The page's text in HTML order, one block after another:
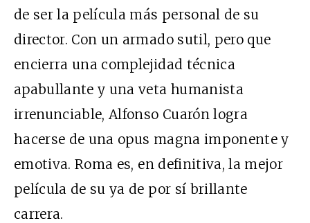
de ser la película más personal de su
director. Con un armado sutil, pero que
encierra una complejidad técnica
apabullante y una veta humanista
irrenunciable, Alfonso Cuarón logra
hacerse de una opus magna imponente y
emotiva.Roma es, en definitiva, la mejor
película de su ya de por sí brillante
carrera.